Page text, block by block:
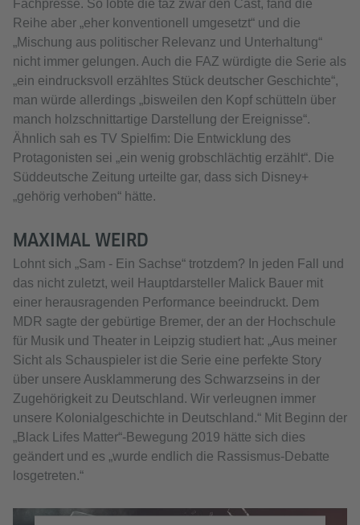
Fachpresse. So lobte die taz zwar den Cast, fand die
Reihe aber „eher konventionell umgesetzt“ und die
„Mischung aus politischer Relevanz und Unterhaltung“
nicht immer gelungen. Auch die FAZ würdigte die Serie als
„ein eindrucksvoll erzähltes Stück deutscher Geschichte“,
man würde allerdings „bisweilen den Kopf schütteln über
manch holzschnittartige Darstellung der Ereignisse“.
Ähnlich sah es TV Spielfim: Die Entwicklung des
Protagonisten sei „ein wenig grobschlächtig erzählt“. Die
Süddeutsche Zeitung urteilte gar, dass sich Disney+
„gehörig verhoben“ hätte.
MAXIMAL WEIRD
Lohnt sich „Sam - Ein Sachse“ trotzdem? In jeden Fall und
das nicht zuletzt, weil Hauptdarsteller Malick Bauer mit
einer herausragenden Performance beeindruckt. Dem
MDR sagte der gebürtige Bremer, der an der Hochschule
für Musik und Theater in Leipzig studiert hat: „Aus meiner
Sicht als Schauspieler ist die Serie eine perfekte Story
über unsere Ausklammerung des Schwarzseins in der
Zugehörigkeit zu Deutschland. Wir verleugnen immer
unsere Kolonialgeschichte in Deutschland.“ Mit Beginn der
„Black Lifes Matter“-Bewegung 2019 hätte sich dies
geändert und es „wurde endlich die Rassismus-Debatte
losgetreten.“